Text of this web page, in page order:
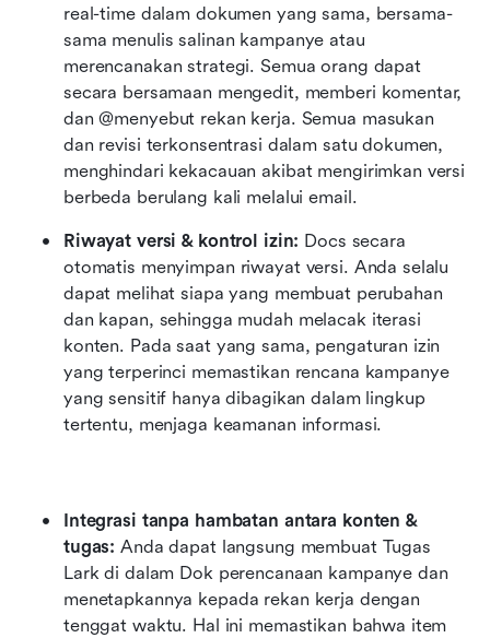
real-time dalam dokumen yang sama, bersama-
sama menulis salinan kampanye atau
merencanakan strategi. Semua orang dapat
secara bersamaan mengedit, memberi komentar,
dan @menyebut rekan kerja. Semua masukan
dan revisi terkonsentrasi dalam satu dokumen,
menghindari kekacauan akibat mengirimkan versi
berbeda berulang kali melalui email.
Riwayat versi & kontrol izin: Docs secara
otomatis menyimpan riwayat versi. Anda selalu
dapat melihat siapa yang membuat perubahan
dan kapan, sehingga mudah melacak iterasi
konten. Pada saat yang sama, pengaturan izin
yang terperinci memastikan rencana kampanye
yang sensitif hanya dibagikan dalam lingkup
tertentu, menjaga keamanan informasi.
Integrasi tanpa hambatan antara konten &
tugas: Anda dapat langsung membuat Tugas
Lark di dalam Dok perencanaan kampanye dan
menetapkannya kepada rekan kerja dengan
tenggat waktu. Hal ini memastikan bahwa item